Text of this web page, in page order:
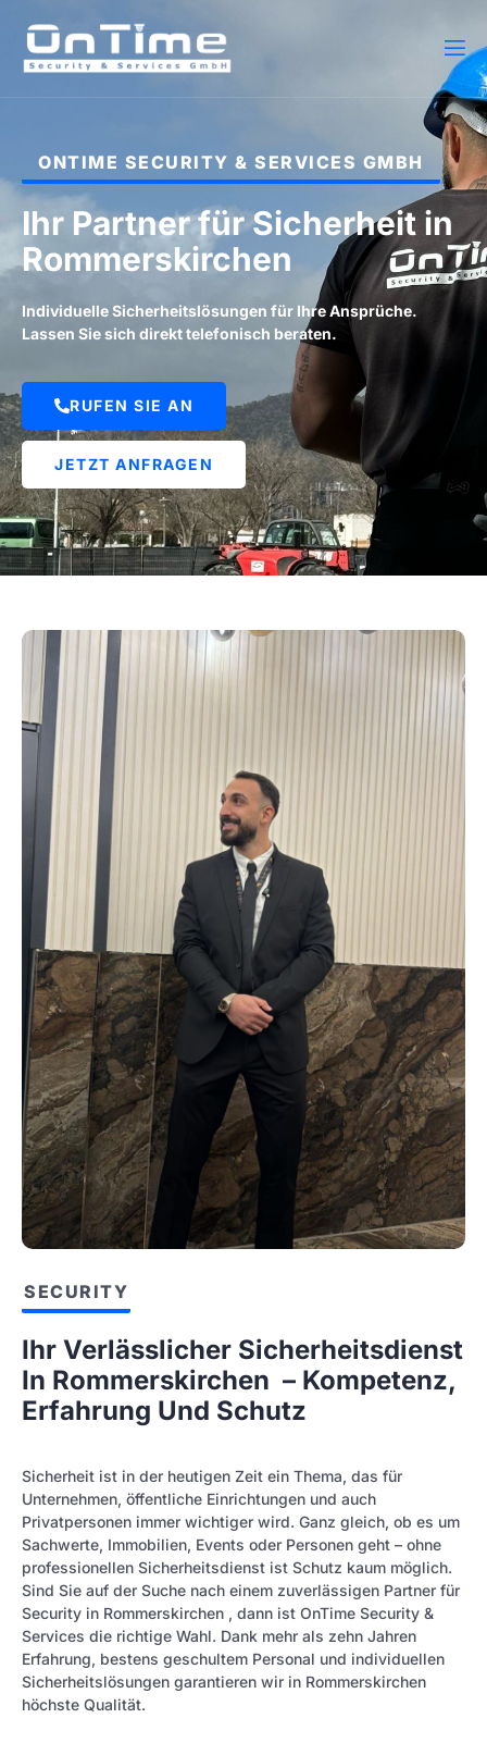
ONTIME SECURITY & SERVICES GMBH
Ihr Partner für Sicherheit in
Rommerskirchen
Individuelle Sicherheitslösungen für Ihre Ansprüche.
Lassen Sie sich direkt telefonisch beraten.
RUFEN SIE AN
JETZT ANFRAGEN
SECURITY
Ihr Verlässlicher Sicherheitsdienst
In Rommerskirchen – Kompetenz,
Erfahrung Und Schutz
Sicherheit ist in der heutigen Zeit ein Thema, das für
Unternehmen, öffentliche Einrichtungen und auch
Privatpersonen immer wichtiger wird. Ganz gleich, ob es um
Sachwerte, Immobilien, Events oder Personen geht – ohne
professionellen Sicherheitsdienst ist Schutz kaum möglich.
Sind Sie auf der Suche nach einem zuverlässigen Partner für
Security in Rommerskirchen , dann ist OnTime Security &
Services die richtige Wahl. Dank mehr als zehn Jahren
Erfahrung, bestens geschultem Personal und individuellen
Sicherheitslösungen garantieren wir in Rommerskirchen
höchste Qualität.